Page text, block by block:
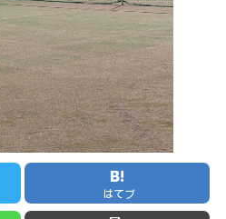
はてブ